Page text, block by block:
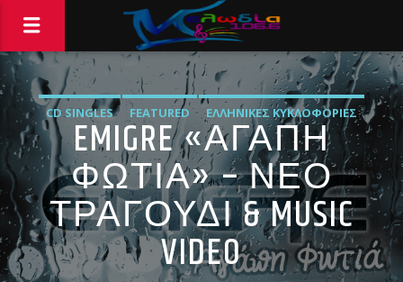
CD SINGLES FEATURED
ΕΛΛΗΝΙΚΈΣ ΚΥΚΛΟΦΟΡΊΕΣ
ΜΟΥΣΙΚΆ ΝΈΑ
EMIGRE «ΑΓΑΠΗ
ΦΩΤΙΑ» – ΝΕΟ
ΤΡΑΓΟΥΔΙ & MUSIC
VIDEO